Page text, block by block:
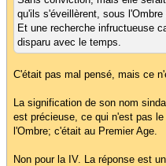
qu'ils s'éveillèrent, sous l'Ombre
Et une recherche infructueuse
disparu avec le temps.
C'était pas mal pensé, mais ce
La signification de son nom
est précieuse, ce qui n'est pas
l'Ombre; c'était au Premier Age.
Non pour la IV. La réponse est